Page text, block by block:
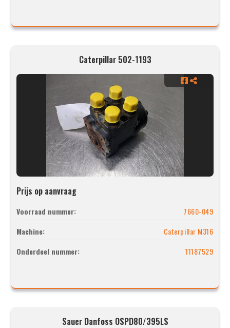
Caterpillar 502-1193
Prijs op aanvraag
Voorraad nummer:
7660-049
Machine:
Caterpillar M316
Onderdeel nummer:
11187529
Sauer Danfoss OSPD80/395LS